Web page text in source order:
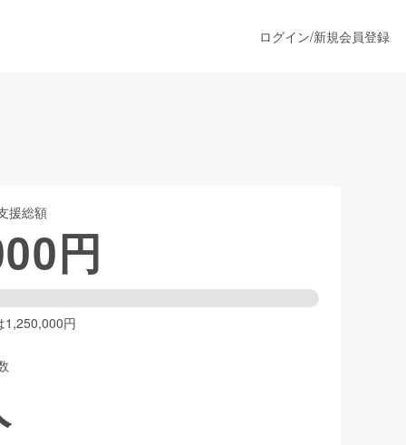
ログイン/新規会員登録
援総額
円
1,250,000円